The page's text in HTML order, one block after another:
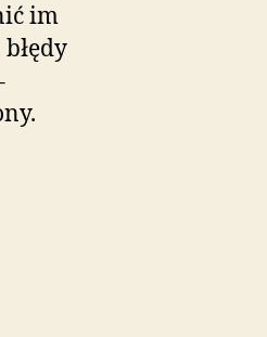
im